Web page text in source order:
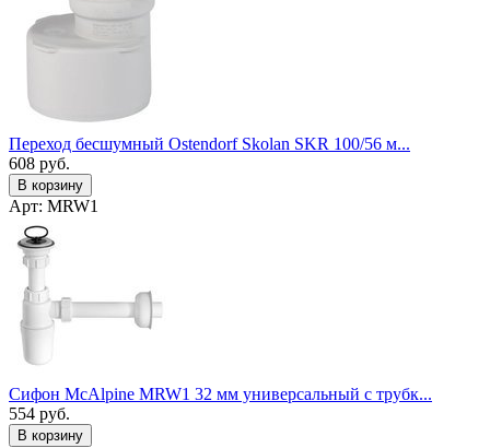
Переход бесшумный Ostendorf Skolan SKR 100/56 м...
608 руб.
В корзину
Арт: MRW1
Сифон McAlpine MRW1 32 мм универсальный с трубк...
554 руб.
В корзину